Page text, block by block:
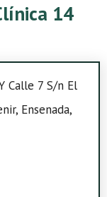
14
Calle 7 S/n El
Ensenada,